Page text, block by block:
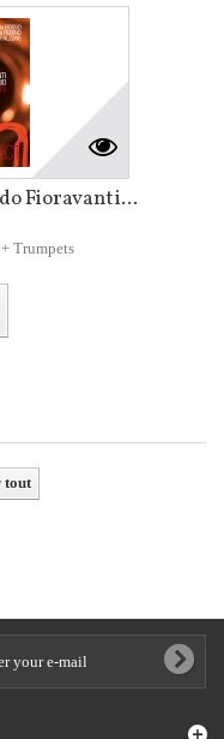
Fioravanti...
Trumpets
tout